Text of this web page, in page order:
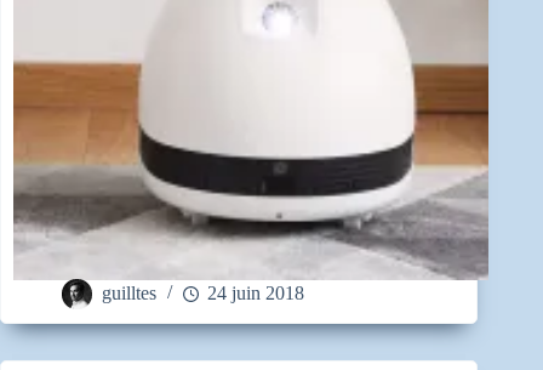
guilltes 24 juin 2018